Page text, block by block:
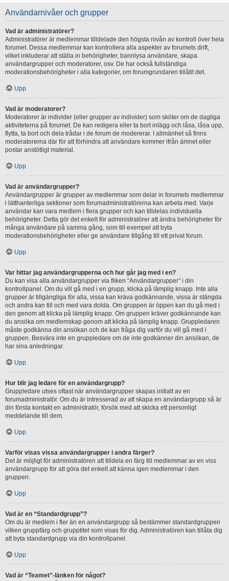
Användarnivåer och grupper
Vad är administratörer?
Administratörer är medlemmar tilldelade den högsta nivån av kontroll över hela
forumet. Dessa medlemmar kan kontrollera alla aspekter av forumets drift,
vilket inkluderar att ställa in behörigheter, bannlysa användare, skapa
användargrupper och moderatorer, osv. De har också fullständiga
moderationsbehörigheter i alla kategorier, om forumgrundaren tillåtit det.
Upp
Vad är moderatorer?
Moderatorer är individer (eller grupper av individer) som sköter om de dagliga
aktiviteterna på forumet. De kan redigera eller ta bort inlägg och låsa, låsa upp,
flytta, ta bort och dela trådar i de forum de modererar. I allmänhet så finns
moderatorerna där för att förhindra att användare kommer ifrån ämnet eller
postar anstötligt material.
Upp
Vad är användargrupper?
Användargrupper är grupper av medlemmar som delar in forumets medlemmar
i lätthanterliga sektioner som forumadministratörerna kan arbeta med. Varje
användar kan vara medlem i flera grupper och kan tilldelas individuella
behörigheter. Detta gör det enkelt för administratörer att ändra behörigheter för
många användare på samma gång, som till exempel att byta
moderationsbehörigheter eller ge användare tillgång till ett privat forum.
Upp
Var hittar jag användargrupperna och hur går jag med i en?
Du kan visa alla användargrupper via fliken “Användargrupper” i din
kontrollpanel. Om du vill gå med i en grupp, klicka på lämplig knapp. Inte alla
grupper är tillgängliga för alla, vissa kan kräva godkännande, vissa är stängda
och andra kan till och med vara dolda. Om gruppen är öppen kan du gå med i
den genom att klicka på lämplig knapp. Om gruppen kräver godkännande kan
du ansöka om medlemskap genom att klicka på lämplig knapp. Gruppledaren
måste godkänna din ansökan och de kan fråga dig varför du vill gå med i
gruppen. Besvära inte en gruppledare om de inte godkänner din ansökan, de
har sina anledningar.
Upp
Hur blir jag ledare för en användargrupp?
Gruppledare utses oftast när användargrupper skapas initialt av en
forumadministratör. Om du är intresserad av att skapa en användargrupp så är
din första kontakt en administratör, försök med att skicka ett personligt
meddelande till dem.
Upp
Varför visas vissa användargrupper i andra färger?
Det är möjligt för administratören att tilldela en färg till medlemmar av en viss
användargrupp för att göra det enkelt att känna igen medlemmar i den
gruppen.
Upp
Vad är en “Standardgrupp”?
Om du är medlem i fler än en användargrupp så bestämmer standardgruppen
vilken gruppfärg och grupptitel som visas för dig. Administratören kan tillåta dig
att byta standardgrupp via din kontrollpanel.
Upp
Vad är “Teamet”-länken för något?